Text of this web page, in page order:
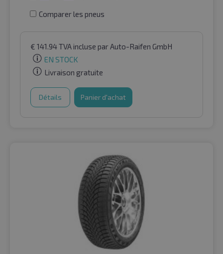
Comparer les pneus
€ 141.94TVA incluse par Auto-Raifen GmbH
EN STOCK
Livraison gratuite
Détails Panier d'achat